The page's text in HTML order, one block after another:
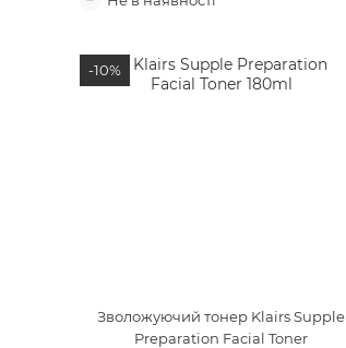
Зволожуючий тонер Klairs Supple
Preparation Facial Toner